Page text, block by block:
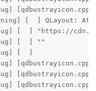
[  ] QLayout:
[  ] "https://
[  ] ""
[  ]
[qdbustrayicon.cpp
[qdbustrayicon.cpp